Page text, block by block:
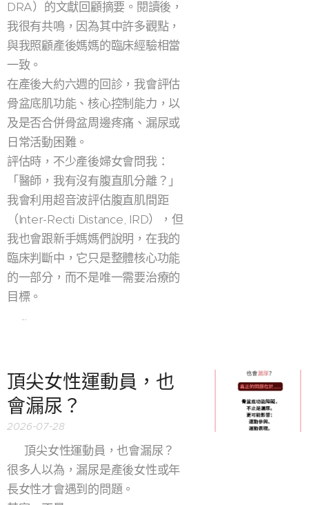
DRA）的文獻回顧摘要。閱讀後，
我很有共鳴，因為其中許多觀點，
與我照顧產後媽媽的臨床經驗相當
一致。
在產後大約六週的回診，我會評估
骨盆底肌功能、核心控制能力，以
及是否合併骨盆周邊疼痛、漏尿或
日常活動困難。
評估時，不少產後婦女會問我：
「醫師，我有沒有腹直肌分離？」
我會利用超音波評估腹直肌間距
（Inter-Recti Distance, IRD），但
我也會跟新手媽媽們說明，在我的
臨床判斷中，它只是整體核心功能
的一部分，而不是唯一需要治療的
目標。
➡️...
頂尖女性運動員，也
會漏尿？
2026-07-28
🏃‍♀️ 頂尖女性運動員，也會漏尿？
很多人以為，漏尿是產後女性或年
長女性才會遇到的問題。